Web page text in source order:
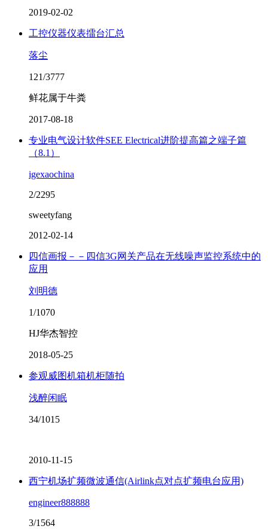
2019-02-02
工控仪器仪表擂台汇总
落尘
121/3777
鲜花属于牛粪
2017-08-18
专业电气设计软件SEE Electrical进阶提高篇之端子篇
（8.1）
igexaochina
2/2295
sweetyfang
2012-02-14
四信画报－－四信3G网关产品在无线噪声监控系统中的
应用
刘明德
1/1070
HJ华杰智控
2018-05-25
参观威图机箱机柜随拍
浅醉闲眠
34/1015
2010-11-15
西宁机场扩频微波通信(Airlink点对点扩频电台应用)
engineer888888
3/1564